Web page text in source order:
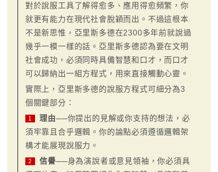
對於說服工具了解得愈多、應用得愈頻繁，你
就更有能力在現代社會脫穎而出。不過這根本
不是新思惟，亞里斯多德在2300多年前就說過
幾乎一模一樣的話。亞里斯多德認為要在文明
社會成功，必須同時具備智慧和口才，而口才
可以歸納出一組方程式，用來直接觸動心靈。
實際上，亞里斯多德的說服方程式可細分為3
個關鍵部分：
1 理由──你提出的見解或你支持的想法，必
須牢靠且合乎邏輯。你的論點必須遵循邏輯架
構才能展現說服力。
2 信譽──身為演說者或意見領袖，你必須具